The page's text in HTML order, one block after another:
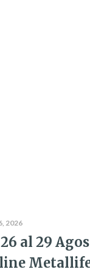
2026
al 29